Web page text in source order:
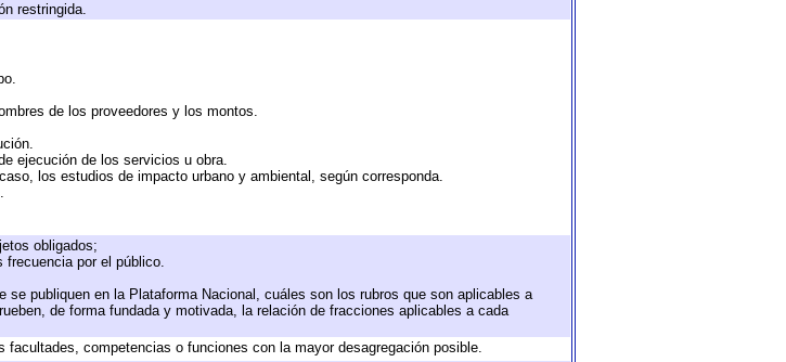
restringida.
de los proveedores y los montos.
ejecución de los servicios u obra.
los estudios de impacto urbano y ambiental, según corresponda.
obligados;
por el público.
publiquen en la Plataforma Nacional, cuáles son los rubros que son aplicables a
de forma fundada y motivada, la relación de fracciones aplicables a cada
competencias o funciones con la mayor desagregación posible.